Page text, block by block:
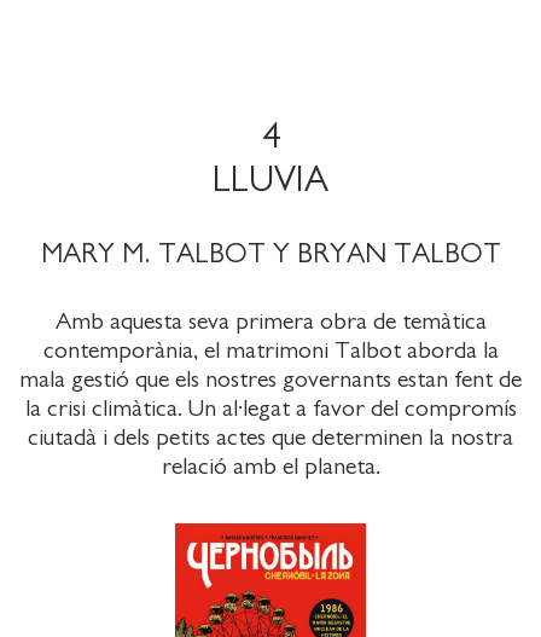
4
LLUVIA
MARY M. TALBOT Y BRYAN TALBOT
Amb aquesta seva primera obra de temàtica
contemporània, el matrimoni Talbot aborda la
mala gestió que els nostres governants estan fent de
la crisi climàtica. Un al·legat a favor del compromís
ciutadà i dels petits actes que determinen la nostra
relació amb el planeta.